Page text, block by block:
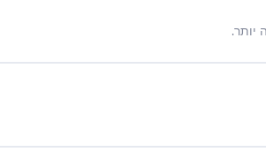
יותר.